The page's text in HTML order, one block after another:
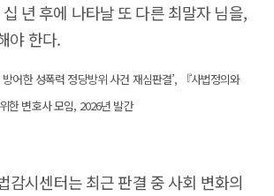
년 후에 나타날 또 다른 최말자 님을,
야 한다.
어한 성폭력 정당방위 사건 재심판결’, 『사법정의와
한 변호사 모임, 2026년 발간
감시센터는 최근 판결 중 사회 변화의